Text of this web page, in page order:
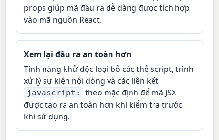
props giúp mã đầu ra dễ dàng được tích hợp
vào mã nguồn React.
Xem lại đầu ra an toàn hơn
Tính năng khử độc loại bỏ các thẻ script, trình
xử lý sự kiện nội dòng và các liên kết
javascript:
theo mặc định để mã JSX
được tạo ra an toàn hơn khi kiểm tra trước
khi sử dụng.